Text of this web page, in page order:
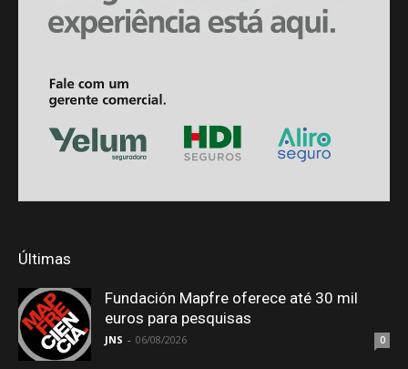
Últimas
Fundación Mapfre oferece até 30 mil
euros para pesquisas
JNS - 06/08/2026 0